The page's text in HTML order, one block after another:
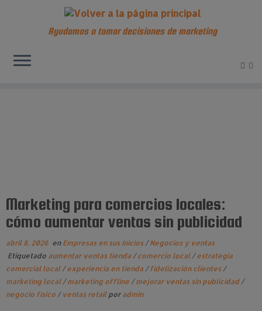
Saltar
Ayudamos a tomar decisiones de marketing
Marketing para comercios locales:
cómo aumentar ventas sin publicidad
abril 8, 2026 en Empresas en sus inicios /Negocios y ventas
Etiquetado aumentar ventas tienda /comercio local /estrategia
comercial local /experiencia en tienda /fidelización clientes /
marketing local /marketing offline /mejorar ventas sin publicidad /
negocio físico / ventas retail por admin